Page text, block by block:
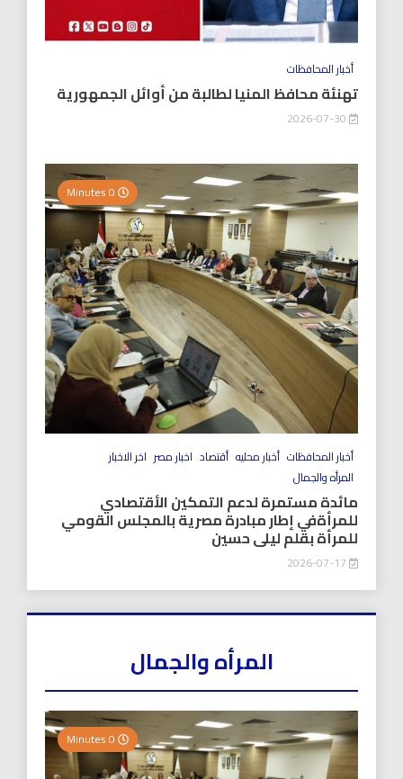
أخبار المحافظات
تهنئة محافظ المنيا لطالبة من أوائل الجمهورية
أخبار المحافظات أخبار محليه أقتصاد اخبار مصر اخر الاخبار
المرأه والجمال
مائدة مستمرة لدعم التمكين الأقتصادي
للمرأةفي إطار مبادرة مصرية بالمجلس القومي
للمرأة بقلم ليلى حسين
المرأه والجمال